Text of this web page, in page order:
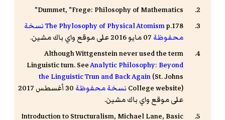
Dummet, "Frege: Philosophy of Mathematics"
The Phylosophy of Physical Atomismp.178
نسخة
محفوظة
Although Wittgenstein never used the term
Linguistic turn. SeeAnalytic Philosophy: Beyond
the Linguistic Trun and Back Again(St. Johns
College website) نسخة محفوظة
30 أغسطس 2017
على موقع واي باك مشين.
Introduction to Structuralism, Michael Lane, Basic